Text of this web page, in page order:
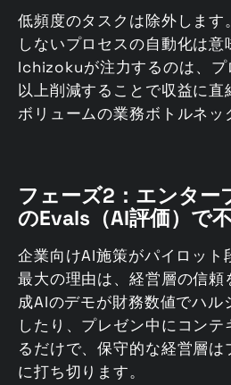
低頻度のタスクは除外します
しないプロセスの自動化は意
Ichizokuが注力するのは、
以上削減することで収益に直
ボリュームの業務ボトルネッ
フェーズ2：エンター
のEvals（AI評価）で
企業向けAI施策がパイロット
最大の理由は、経営層の信頼
成AIのデモが財務数値でハル
したり、プレゼン中にコン
るだけで、保守的な経営層
に打ち切ります。